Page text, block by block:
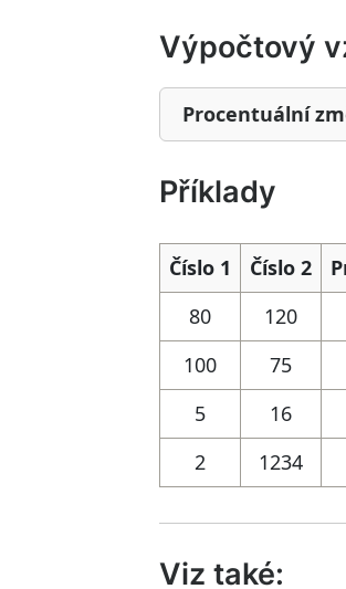
Výpočtový
Procentuální
Příklady
Číslo 1 Číslo 2
80
120
100
75
5
16
2
1234
Viz také: